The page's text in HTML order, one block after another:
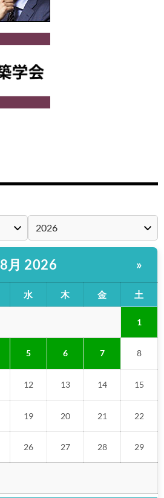
8月 2026 »
水 木 金 土
1
5 6 7 8
12 13 14 15
19 20 21 22
26 27 28 29